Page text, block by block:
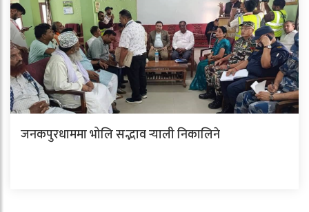
जनकपुरधाममा भोलि सद्भाव र्‍याली निकालिने